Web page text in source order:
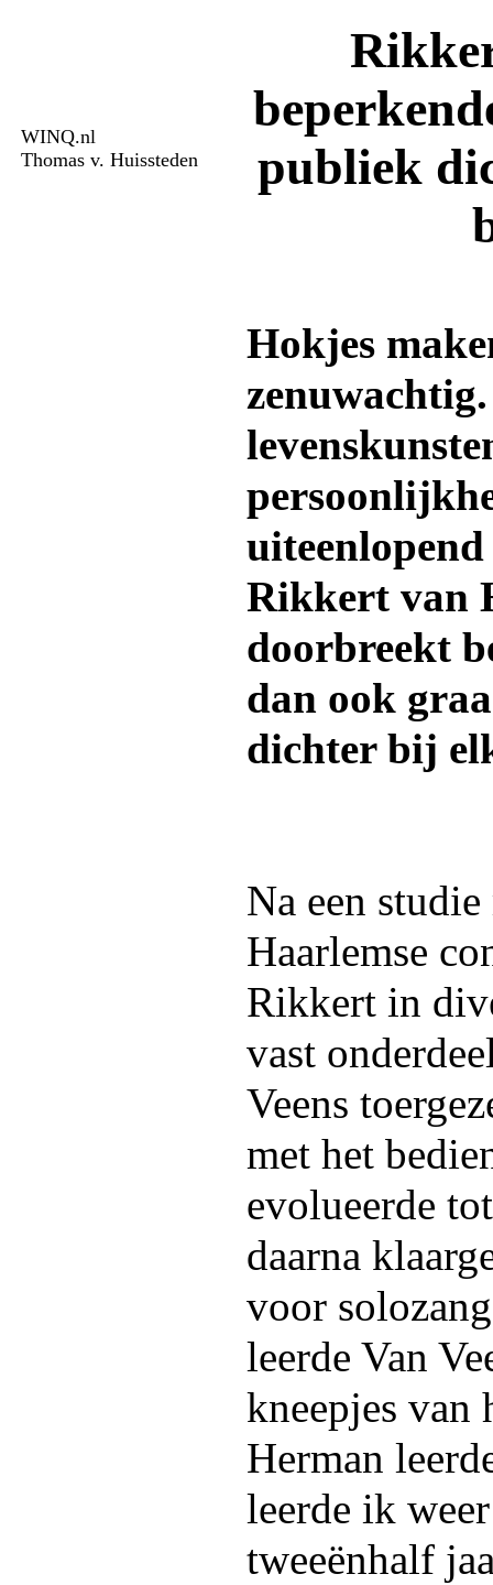
WINQ.nl
Thomas v. Huissteden
publiek
Hokjes
Rikkert van
doorbreekt
dan ook
dichter bij
Na een
Haarlemse
Rikkert in
vast
Veens
met het
evolueerde
daarna
voor
leerde Van
kneepjes van
Herman
leerde ik
tweeënhalf